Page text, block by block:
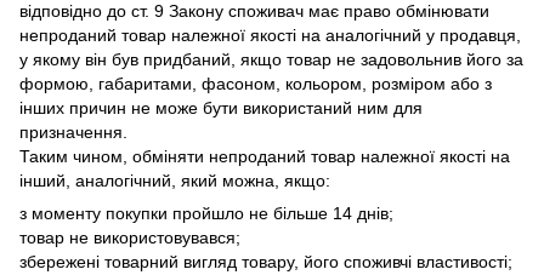
відповідно до ст. 9 Закону споживач має право обмінювати
непроданий товар належної якості на аналогічний у продавця,
у якому він був придбаний, якщо товар не задовольнив його за
формою, габаритами, фасоном, кольором, розміром або з
інших причин не може бути використаний ним для
призначення.
Таким чином, обміняти непроданий товар належної якості на
інший, аналогічний, який можна, якщо:
з моменту покупки пройшло не більше 14 днів;
товар не використовувався;
збережені товарний вигляд товару, його споживчі властивості;